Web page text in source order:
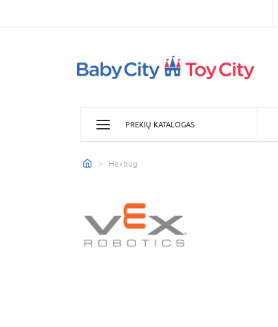
PREKIŲ KATALOGAS
Hexbug